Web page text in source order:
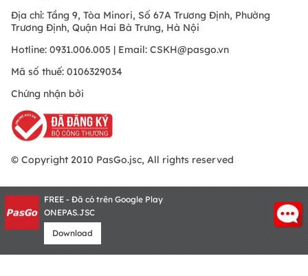
Địa chỉ: Tầng 9, Tòa Minori, Số 67A Trương Định, Phường
Trương Định, Quận Hai Bà Trưng, Hà Nội
Hotline: 0931.006.005 | Email: CSKH@pasgo.vn
Mã số thuế: 0106329034
Chứng nhận bởi
© Copyright 2010 PasGo.jsc, All rights reserved
FREE - Đã có trên Google Play
ONEPAS.JSC
Download